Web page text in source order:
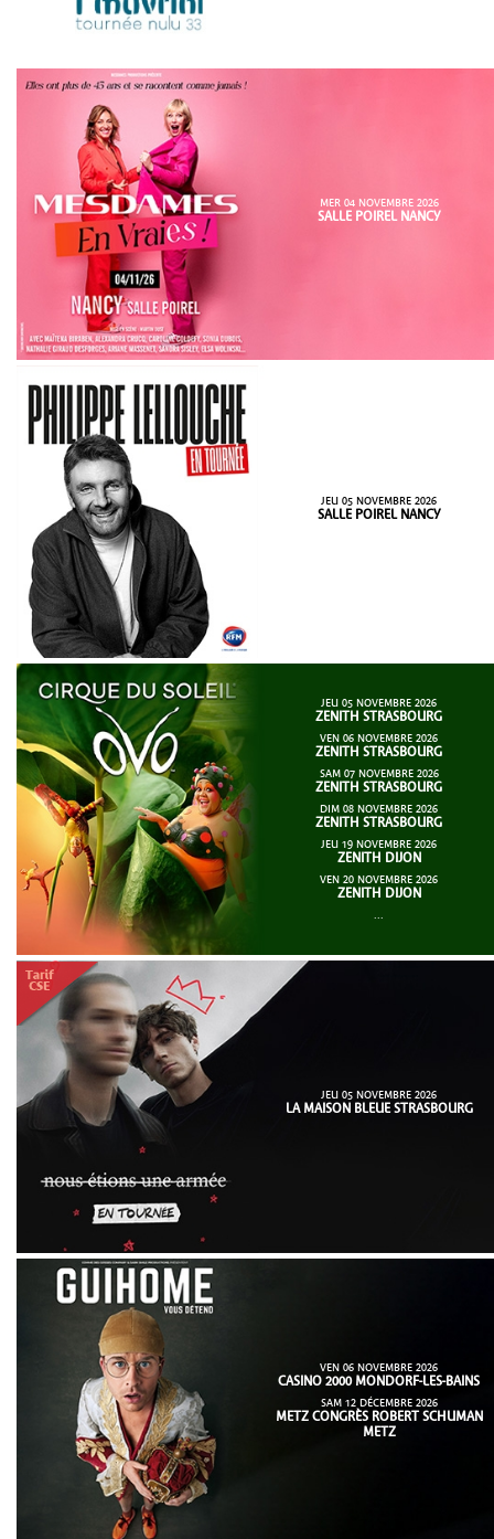
MER 04 NOVEMBRE 2026
SALLE POIREL NANCY
JEU 05 NOVEMBRE 2026
SALLE POIREL NANCY
JEU 05 NOVEMBRE 2026
ZENITH STRASBOURG
VEN 06 NOVEMBRE 2026
ZENITH STRASBOURG
SAM 07 NOVEMBRE 2026
ZENITH STRASBOURG
DIM 08 NOVEMBRE 2026
ZENITH STRASBOURG
JEU 19 NOVEMBRE 2026
ZENITH DIJON
VEN 20 NOVEMBRE 2026
ZENITH DIJON
...
JEU 05 NOVEMBRE 2026
LA MAISON BLEUE STRASBOURG
VEN 06 NOVEMBRE 2026
CASINO 2000 MONDORF-LES-BAINS
SAM 12 DÉCEMBRE 2026
METZ CONGRÈS ROBERT SCHUMAN
METZ